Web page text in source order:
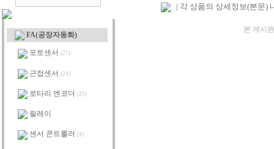
FA(공장자동화)
포토센서 (27)
근접센서 (24)
로타리 엔코더 (25)
릴레이
센서 콘트롤러 (4)
| 각 상품의 상세정보(본문)
본 게시